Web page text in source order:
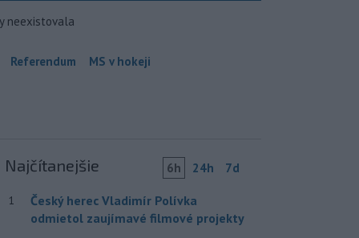
neexistovala
Referendum MS v hokeji
Najčítanejšie 6h 24h 7d
1
Český herec Vladimír Polívka
odmietol zaujímavé filmové projekty